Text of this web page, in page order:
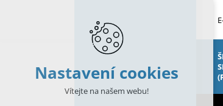
Nastavení cookies
Vítejte na našem webu!